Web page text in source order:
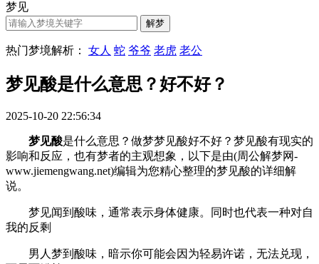
梦见
热门梦境解析： 女人 蛇 爷爷 老虎 老公
梦见酸是什么意思？好不好？
2025-10-20 22:56:34
梦见酸是什么意思？做梦梦见酸好不好？梦见酸有现实的
影响和反应，也有梦者的主观想象，以下是由(周公解梦网-
www.jiemengwang.net)编辑为您精心整理的梦见酸的详细解
说。
梦见闻到酸味，通常表示身体健康。同时也代表一种对自
我的反剩
男人梦到酸味，暗示你可能会因为轻易许诺，无法兑现，